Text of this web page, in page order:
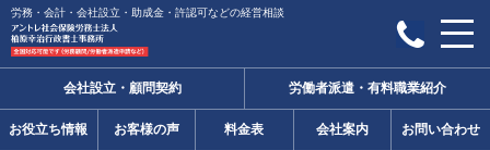
労務・会計・会社設立・助成金・許認可などの経営相談
会社設立・顧問契約 労働者派遣・有料職業紹介
お役立ち情報 お客様の声 料金表 会社案内 お問い合わせ